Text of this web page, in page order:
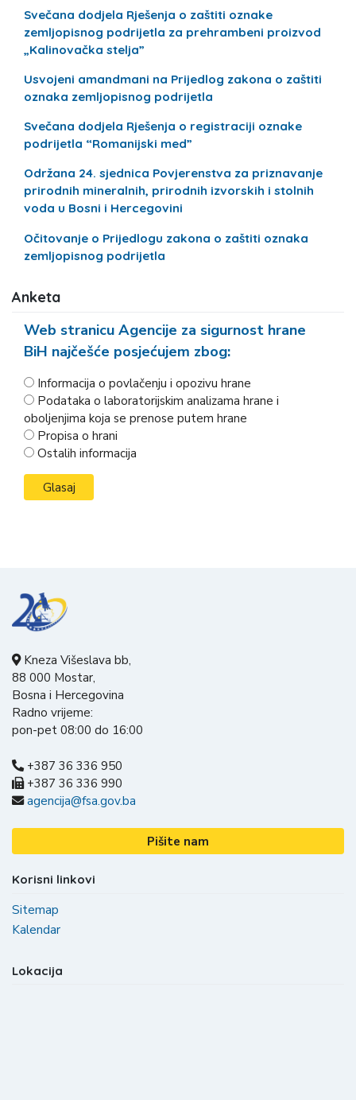
Svečana dodjela Rješenja o zaštiti oznake
zemljopisnog podrijetla za prehrambeni proizvod
„Kalinovačka stelja”
Usvojeni amandmani na Prijedlog zakona o zaštiti
oznaka zemljopisnog podrijetla
Svečana dodjela Rješenja o registraciji oznake
podrijetla “Romanijski med”
Održana 24. sjednica Povjerenstva za priznavanje
prirodnih mineralnih, prirodnih izvorskih i stolnih
voda u Bosni i Hercegovini
Očitovanje o Prijedlogu zakona o zaštiti oznaka
zemljopisnog podrijetla
Anketa
Web stranicu Agencije za sigurnost hrane
BiH najčešće posjećujem zbog:
Informacija o povlačenju i opozivu hrane
Podataka o laboratorijskim analizama hrane i
oboljenjima koja se prenose putem hrane
Propisa o hrani
Ostalih informacija
Kneza Višeslava bb,
88 000 Mostar,
Bosna i Hercegovina
Radno vrijeme:
pon-pet 08:00 do 16:00
+387 36 336 950
+387 36 336 990
agencija@fsa.gov.ba
Pišite nam
Korisni linkovi
Sitemap
Kalendar
Lokacija